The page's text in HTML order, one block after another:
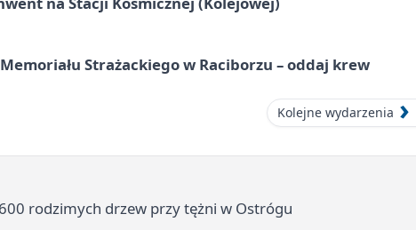
Strażackiego w Raciborzu – oddaj krew
Kolejne wydarzenia
rodzimych drzew przy tężni w Ostrógu